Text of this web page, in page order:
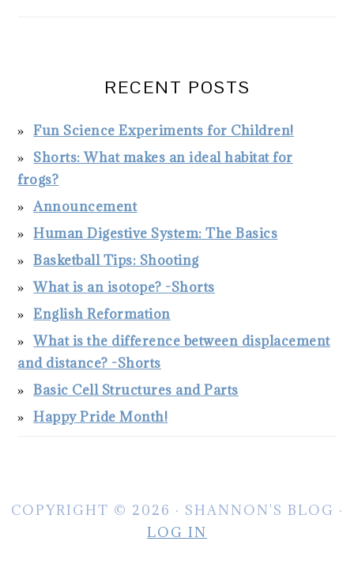
RECENT POSTS
Fun Science Experiments for Children!
Shorts: What makes an ideal habitat for
frogs?
Announcement
Human Digestive System: The Basics
Basketball Tips: Shooting
What is an isotope? -Shorts
English Reformation
What is the difference between displacement
and distance? -Shorts
Basic Cell Structures and Parts
Happy Pride Month!
COPYRIGHT © 2026 · SHANNON'S BLOG ·
LOG IN